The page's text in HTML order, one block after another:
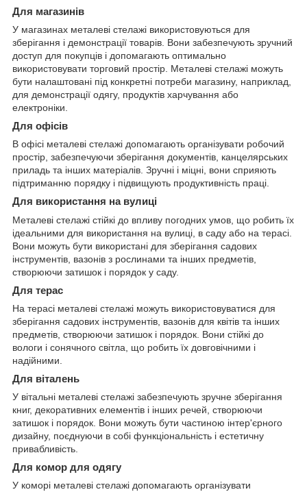
Для магазинів
У магазинах металеві стелажі використовуються для
зберігання і демонстрації товарів. Вони забезпечують зручний
доступ для покупців і допомагають оптимально
використовувати торговий простір. Металеві стелажі можуть
бути налаштовані під конкретні потреби магазину, наприклад,
для демонстрації одягу, продуктів харчування або
електроніки.
Для офісів
В офісі металеві стелажі допомагають організувати робочий
простір, забезпечуючи зберігання документів, канцелярських
приладь та інших матеріалів. Зручні і міцні, вони сприяють
підтриманню порядку і підвищують продуктивність праці.
Для використання на вулиці
Металеві стелажі стійкі до впливу погодних умов, що робить їх
ідеальними для використання на вулиці, в саду або на терасі.
Вони можуть бути використані для зберігання садових
інструментів, вазонів з рослинами та інших предметів,
створюючи затишок і порядок у саду.
Для терас
На терасі металеві стелажі можуть використовуватися для
зберігання садових інструментів, вазонів для квітів та інших
предметів, створюючи затишок і порядок. Вони стійкі до
вологи і сонячного світла, що робить їх довговічними і
надійними.
Для віталень
У вітальні металеві стелажі забезпечують зручне зберігання
книг, декоративних елементів і інших речей, створюючи
затишок і порядок. Вони можуть бути частиною інтер'єрного
дизайну, поєднуючи в собі функціональність і естетичну
привабливість.
Для комор для одягу
У коморі металеві стелажі допомагають організувати